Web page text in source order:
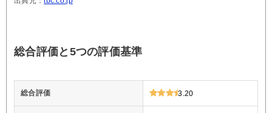
総合評価と5つの評価基準
総合評価 3.20